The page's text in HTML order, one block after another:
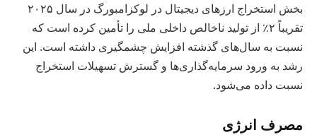
بخش استخراج ارزهای دیجیتال در لوکزامبورگ در سال ۲۰۲۵
تقریباً ۲٪ از تولید ناخالص داخلی ملی را تأمین کرده است که
نسبت به سال‌های گذشته افزایش چشمگیری داشته است. این
رشد به ورود سرمایه‌گذاری‌ها و گسترش تسهیلات استخراج
نسبت داده می‌شود.
مصرف انرژی